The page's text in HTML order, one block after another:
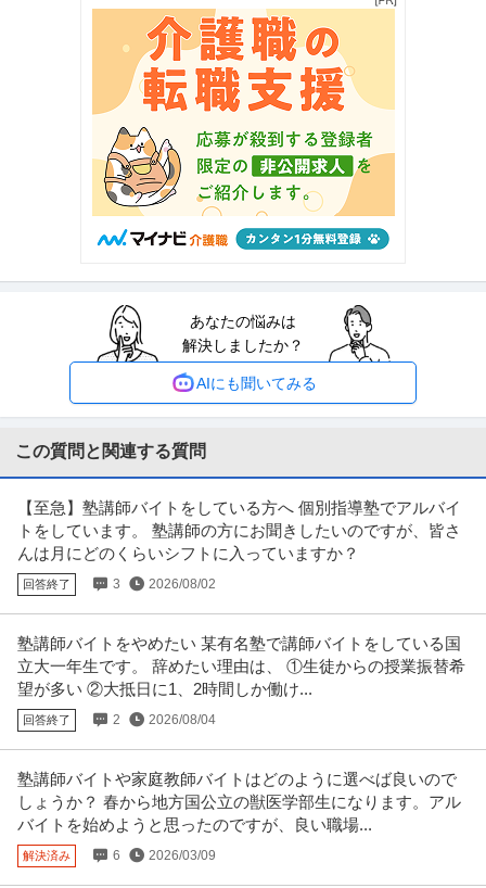
■アピールポイント 《新規開校》中学受験の個別指導講師募集☆ベテラン採
用☆ 【給与】 325000…続きを見る
提供：塾講師STATION
Web広告運用・SEO ／ マーケティング担当
株式会社コノセル
自社サービス 職場内禁煙 ベンチャー企業
年収400万円〜700万円
【職種】デジタルマーケティング＞Web広告運用・SEO 【業種】その他（教
育・官公庁）など＞教育 …続きを見る
キャリアコンサルタント・キャリアカウンセラー ／ 「ベネッセ高
等学院中等部」キャンパス長／副キャンパス長候補 ～新規事業の
立ち上げ・拡大を牽引し／生徒の未来を創造する教育プロフェッ
株式会社東京個別指導学院
未経験OK 経験者優遇 職場内禁煙
年収400万円〜600万円
【職種】営業＞キャリアコンサルタント・キャリアカウンセラー 【業種】そ
の他（教育・官公庁）など＞教…続きを見る
店舗・FC開発 ／ 「個別指導塾スーパーバイザー」直行直帰可教
育×エンタメの安定成長企業／週休2日／大型連休あり
株式会社ワオ・コーポレーション
未経験OK 週休2日制 産休・育休実績あり
年収400万円〜700万円
【職種】サービス＞店舗・FC開発 【業種】サービス＞その他 ※会員属性など
に応じ、当該求人をビズリ…続きを見る
提供：ビズリーチ
カスタマーサポート・ヘルプデスク ／ 「本部スタッフ」塾をお探
しのお客様と最適な教室をつなぐ役割です／完全反響型／時間外5
株式会社栄光
正社員 自社サービス
【職種】営業＞カスタマーサポート・ヘルプデスク 【業種】その他（教育・
官公庁）など＞教育 ※会員属…続きを見る
あなたの悩みは
解決しましたか？
AIにも聞いてみる
この質問と関連する質問
【至急】塾講師バイトをしている方へ 個別指導塾でアルバイ
トをしています。 塾講師の方にお聞きしたいのですが、皆さ
んは月にどのくらいシフトに入っていますか？
回答終了 3 2026/08/02
塾講師バイトをやめたい 某有名塾で講師バイトをしている国
立大一年生です。 辞めたい理由は、 ①生徒からの授業振替希
望が多い ②大抵日に1、2時間しか働け...
回答終了 2 2026/08/04
塾講師バイトや家庭教師バイトはどのように選べば良いので
しょうか？ 春から地方国公立の獣医学部生になります。アル
バイトを始めようと思ったのですが、良い職場...
解決済み 6 2026/03/09